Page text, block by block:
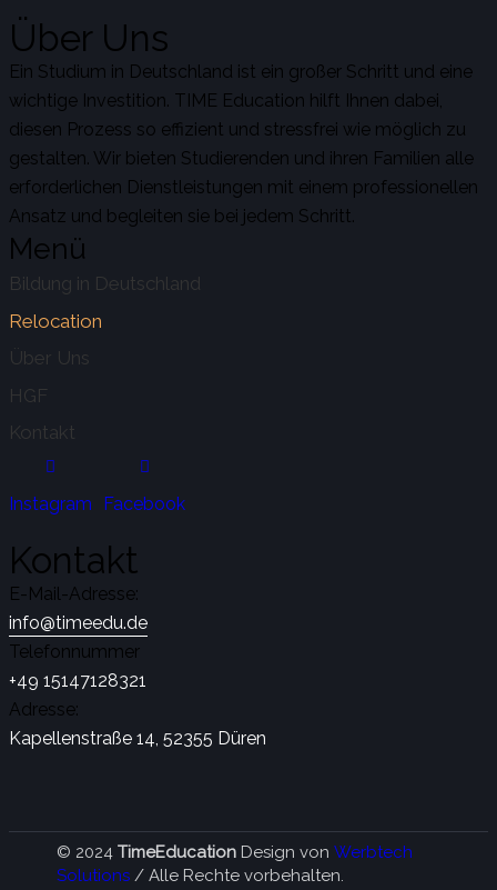
Über Uns
Ein Studium in Deutschland ist ein großer Schritt und eine
wichtige Investition. TIME Education hilft Ihnen dabei,
diesen Prozess so effizient und stressfrei wie möglich zu
gestalten. Wir bieten Studierenden und ihren Familien alle
erforderlichen Dienstleistungen mit einem professionellen
Ansatz und begleiten sie bei jedem Schritt.
Menü
Bildung in Deutschland
Relocation
Über Uns
HGF
Kontakt
Instagram Facebook
Kontakt
E-Mail-Adresse:
info@timeedu.de
Telefonnummer
+49 15147128321
Adresse:
Kapellenstraße 14, 52355 Düren
© 2024TimeEducation Design vonWerbtech
Solutions / Alle Rechte vorbehalten.